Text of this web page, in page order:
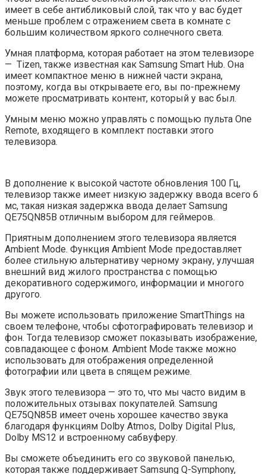
имеет в себе антибликовый слой, так что у вас будет
меньше проблем с отражением света в комнате с
большим количеством яркого солнечного света.
Умная платформа, которая работает на этом телевизоре
— Tizen, также известная как Samsung Smart Hub. Она
имеет компактное меню в нижней части экрана,
поэтому, когда вы открываете его, вы по-прежнему
можете просматривать контент, который у вас был.
Умным меню можно управлять с помощью пульта One
Remote, входящего в комплект поставки этого
телевизора.
В дополнение к высокой частоте обновления 100 Гц,
телевизор также имеет низкую задержку ввода всего 6
мс, такая низкая задержка ввода делает Samsung
QE75QN85B отличным выбором для геймеров.
Приятным дополнением этого телевизора является
Ambient Mode. Функция Ambient Mode предоставляет
более стильную альтернативу черному экрану, улучшая
внешний вид жилого пространства с помощью
декоративного содержимого, информации и многого
другого.
Вы можете использовать приложение SmartThings на
своем телефоне, чтобы сфотографировать телевизор и
фон. Тогда телевизор сможет показывать изображение,
совпадающее с фоном. Ambient Mode также можно
использовать для отображения определенной
фотографии или цвета в спящем режиме.
Звук этого телевизора — это то, что мы часто видим в
положительных отзывах покупателей. Samsung
QE75QN85B имеет очень хорошее качество звука
благодаря функциям Dolby Atmos, Dolby Digital Plus,
Dolby MS12 и встроенному сабвуферу.
Вы сможете объединить его со звуковой панелью,
которая также поддерживает Samsung Q-Symphony,